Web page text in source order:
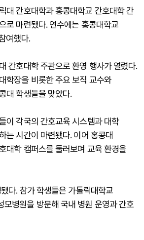
대 간호대학과 홍콩대학교 간호대학 간
로 마련됐다. 연수에는 홍콩대학교
여했다.
간호대학 주관으로 환영 행사가 열렸다.
학장을 비롯한 주요 보직 교수와
대 학생들을 맞았다.
이 각국의 간호교육 시스템과 대학
는 시간이 마련됐다. 이어 홍콩대
대학 캠퍼스를 둘러보며 교육 환경을
다. 참가 학생들은 가톨릭대학교
모병원을 방문해 국내 병원 운영과 간호